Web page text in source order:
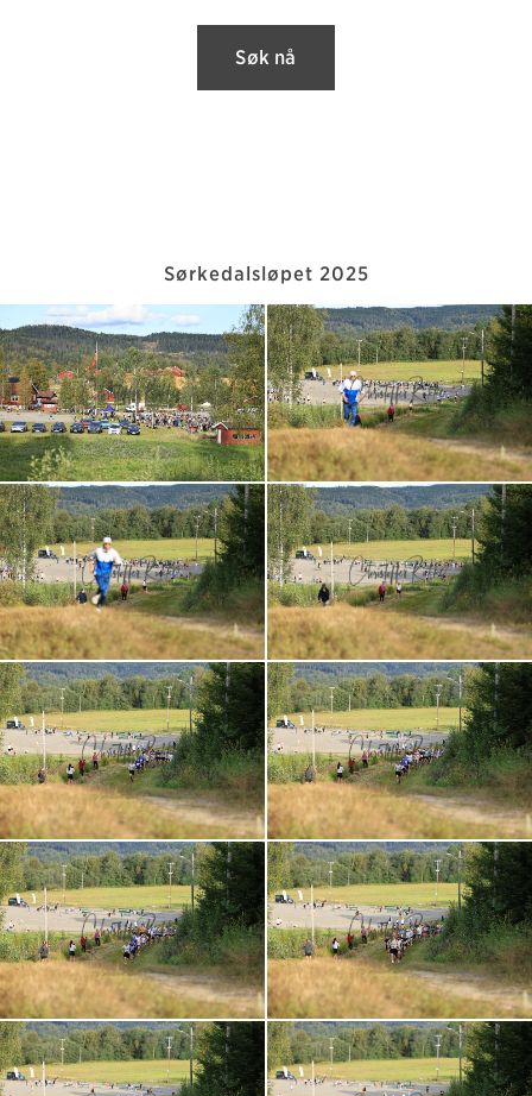
Søk nå
Sørkedalsløpet 2025